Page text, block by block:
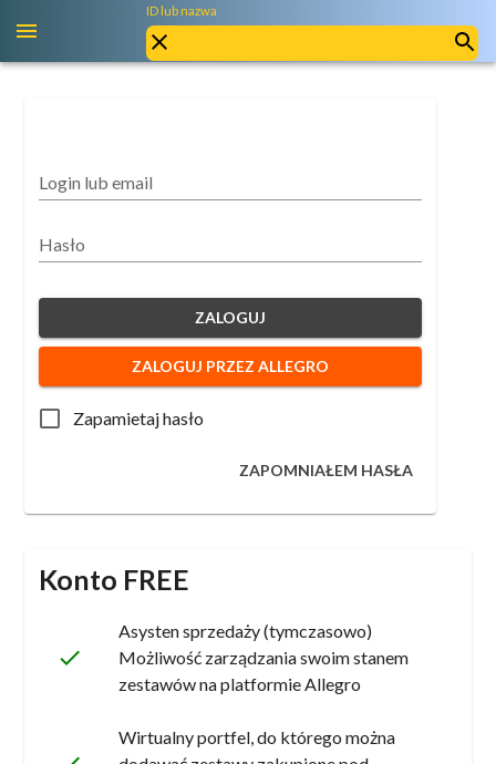
ID lub nazwa
Login lub email
Hasło
ZALOGUJ
ZALOGUJ PRZEZ ALLEGRO
Zapamietaj hasło
ZAPOMNIAŁEM HASŁA
Konto FREE
done
Asysten sprzedaży (tymczasowo)
Możliwość zarządzania swoim stanem
zestawów na platformie Allegro
Wirtualny portfel, do którego można